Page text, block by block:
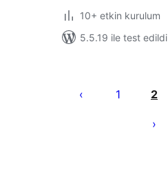
10+ etkin kurulum
5.5.19 ile test edildi
sayfalaması
1 2